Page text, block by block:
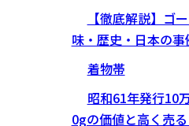
【徹底解説】ゴ
味・歴史・日本の
着物帯
昭和61年発行10
0gの価値と高く売